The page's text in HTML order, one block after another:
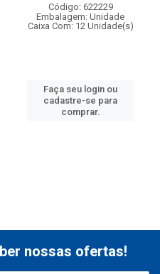
Código: 622229
Embalagem: Unidade
Caixa Com: 12 Unidade(s)
Faça seu login ou
cadastre-se para
comprar.
nossas ofertas!